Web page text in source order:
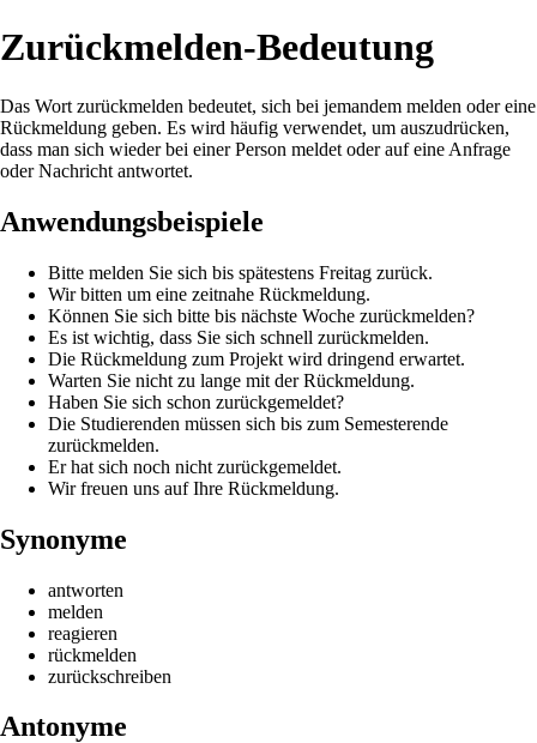
Zurückmelden-Bedeutung
Das Wort zurückmelden bedeutet, sich bei jemandem melden oder eine
Rückmeldung geben. Es wird häufig verwendet, um auszudrücken,
dass man sich wieder bei einer Person meldet oder auf eine Anfrage
oder Nachricht antwortet.
Anwendungsbeispiele
Bitte melden Sie sich bis spätestens Freitag zurück.
Wir bitten um eine zeitnahe Rückmeldung.
Können Sie sich bitte bis nächste Woche zurückmelden?
Es ist wichtig, dass Sie sich schnell zurückmelden.
Die Rückmeldung zum Projekt wird dringend erwartet.
Warten Sie nicht zu lange mit der Rückmeldung.
Haben Sie sich schon zurückgemeldet?
Die Studierenden müssen sich bis zum Semesterende
zurückmelden.
Er hat sich noch nicht zurückgemeldet.
Wir freuen uns auf Ihre Rückmeldung.
Synonyme
antworten
melden
reagieren
rückmelden
zurückschreiben
Antonyme